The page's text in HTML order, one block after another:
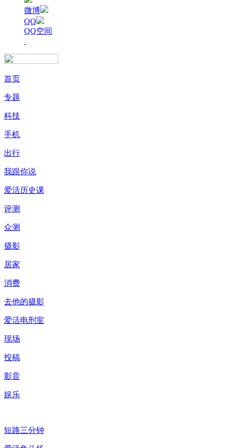
微博
QQ
QQ空间
首页
专题
科技
手机
出行
我跟你说
爱活历史课
评测
众测
摄影
居家
消费
去他的摄影
爱活电刑室
现场
投稿
影音
娱乐
短路三分钟